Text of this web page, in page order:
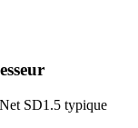
SD1.5 typique